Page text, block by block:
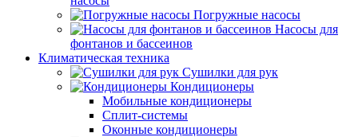
Погружные насосы
Насосы для
фонтанов и бассеинов
Климатическая техника
Сушилки для рук
Кондиционеры
Мобильные кондиционеры
Сплит-системы
Оконные кондиционеры